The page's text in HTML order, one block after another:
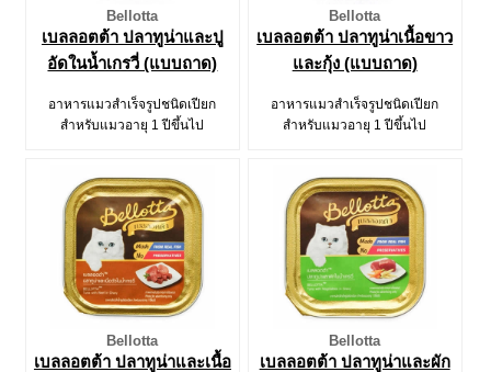
Bellotta
เบลลอตต้า ปลาทูน่าและปู
อัดในน้ำเกรวี่ (แบบถาด)
อาหารแมวสำเร็จรูปชนิดเปียก
สำหรับแมวอายุ 1 ปีขึ้นไป
Bellotta
เบลลอตต้า ปลาทูน่าเนื้อขาว
และกุ้ง (แบบถาด)
อาหารแมวสำเร็จรูปชนิดเปียก
สำหรับแมวอายุ 1 ปีขึ้นไป
Bellotta
เบลลอตต้า ปลาทูน่าและเนื้อ
Bellotta
เบลลอตต้า ปลาทูน่าและผัก